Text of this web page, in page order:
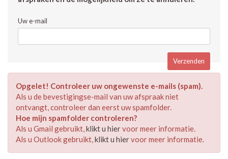
Uw e-mail
Opgelet! Controleer uw ongewenste e-mails (spam).
Als u de bevestigingse-mail van uw afspraak niet
ontvangt, controleer dan eerst uw spamfolder.
Hoe mijn spamfolder controleren?
Als u Gmail gebruikt,klikt u hiervoor meer informatie.
Als u Outlook gebruikt,klikt u hiervoor meer informatie.